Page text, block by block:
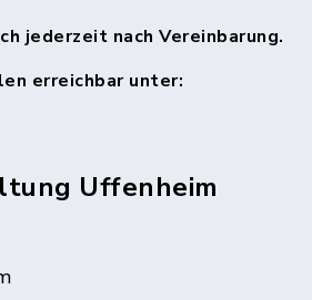
jederzeit nach Vereinbarung.
erreichbar unter:
Uffenheim